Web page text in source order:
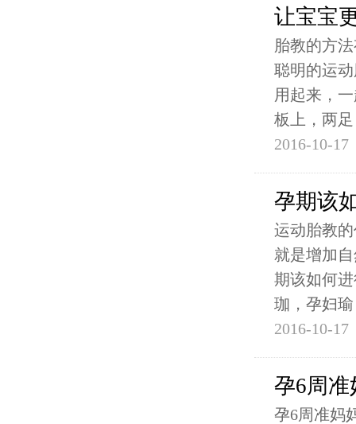
让宝宝
胎教的方
聪明的运
用起来，
板上，两足
2016-10-17
孕期该
运动胎教
就是增加
期该如何
珈，孕妇瑜
2016-10-17
孕6周准
孕6周准妈